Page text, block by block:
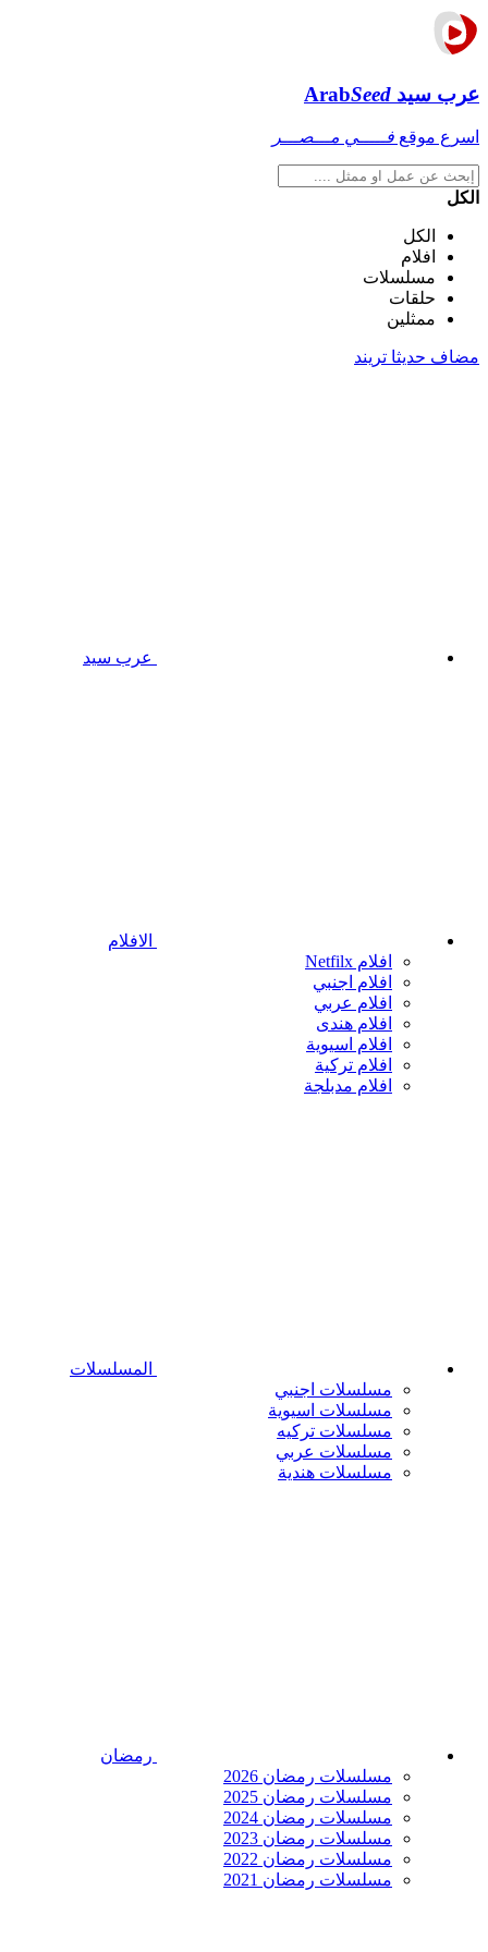
عرب سيد ArabSeed
اسرع موقع فـــــي مـــصـــر
الكل
الكل
افلام
مسلسلات
حلقات
ممثلين
مضاف حديثا تريند
عرب سيد
الافلام
افلام Netfilx
افلام اجنبي
افلام عربي
افلام هندى
افلام اسيوية
افلام تركية
افلام مدبلجة
المسلسلات
مسلسلات اجنبي
مسلسلات اسيوية
مسلسلات تركيه
مسلسلات عربي
مسلسلات هندية
رمضان
مسلسلات رمضان 2026
مسلسلات رمضان 2025
مسلسلات رمضان 2024
مسلسلات رمضان 2023
مسلسلات رمضان 2022
مسلسلات رمضان 2021